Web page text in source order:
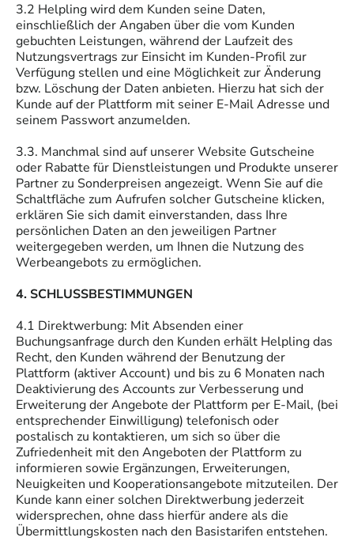
3.2 Helpling wird dem Kunden seine Daten,
einschließlich der Angaben über die vom Kunden
gebuchten Leistungen, während der Laufzeit des
Nutzungsvertrags zur Einsicht im Kunden-Profil zur
Verfügung stellen und eine Möglichkeit zur Änderung
bzw. Löschung der Daten anbieten. Hierzu hat sich der
Kunde auf der Plattform mit seiner E-Mail Adresse und
seinem Passwort anzumelden.
3.3. Manchmal sind auf unserer Website Gutscheine
oder Rabatte für Dienstleistungen und Produkte unserer
Partner zu Sonderpreisen angezeigt. Wenn Sie auf die
Schaltfläche zum Aufrufen solcher Gutscheine klicken,
erklären Sie sich damit einverstanden, dass Ihre
persönlichen Daten an den jeweiligen Partner
weitergegeben werden, um Ihnen die Nutzung des
Werbeangebots zu ermöglichen.
4. SCHLUSSBESTIMMUNGEN
4.1 Direktwerbung: Mit Absenden einer
Buchungsanfrage durch den Kunden erhält Helpling das
Recht, den Kunden während der Benutzung der
Plattform (aktiver Account) und bis zu 6 Monaten nach
Deaktivierung des Accounts zur Verbesserung und
Erweiterung der Angebote der Plattform per E-Mail, (bei
entsprechender Einwilligung) telefonisch oder
postalisch zu kontaktieren, um sich so über die
Zufriedenheit mit den Angeboten der Plattform zu
informieren sowie Ergänzungen, Erweiterungen,
Neuigkeiten und Kooperationsangebote mitzuteilen. Der
Kunde kann einer solchen Direktwerbung jederzeit
widersprechen, ohne dass hierfür andere als die
Übermittlungskosten nach den Basistarifen entstehen.